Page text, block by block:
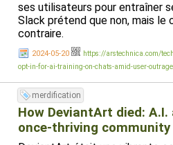
ses utilisateurs pour entraîner
Slack prétend que non, mais
contraire.
2024-05-20
https://arstechnica.com/
opt-in-for-ai-training-on-chats-amid-user-
merdification
How DeviantArt died:
once-thriving